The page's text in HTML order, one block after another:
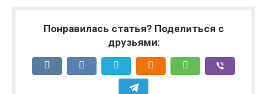
Понравилась статья? Поделиться с
друзьями: